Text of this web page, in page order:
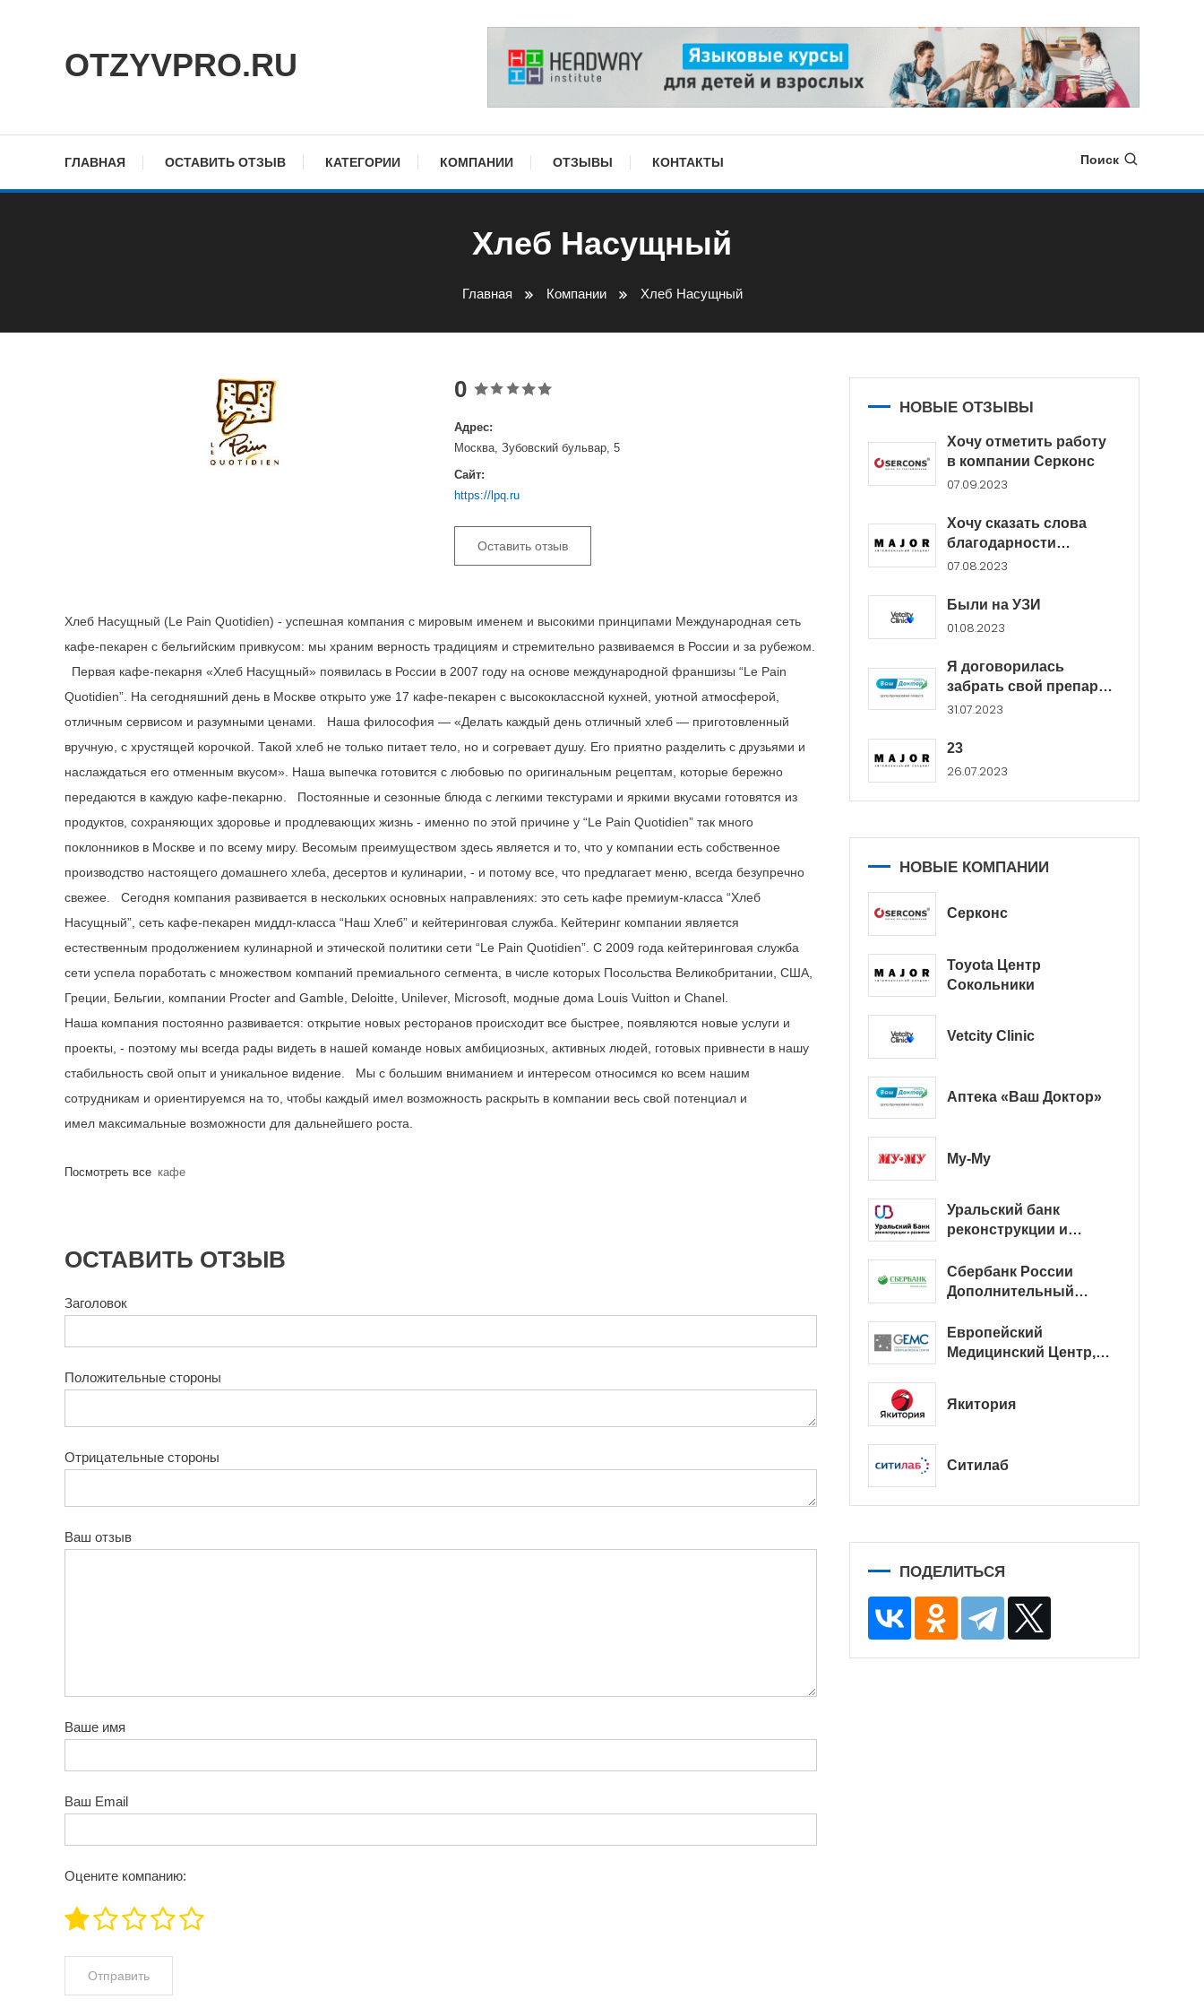
OTZYVPRO.RU
ГЛАВНАЯ ОСТАВИТЬ ОТЗЫВ КАТЕГОРИИ КОМПАНИИ ОТЗЫВЫ КОНТАКТЫ Поиск
Хлеб Насущный
Главная Компании Хлеб Насущный
0
Адрес:
Москва, Зубовский бульвар, 5
Сайт:
https://lpq.ru
Оставить отзыв
Хлеб Насущный (Le Pain Quotidien) - успешная компания с мировым именем и высокими принципами Международная сеть
кафе-пекарен с бельгийским привкусом: мы храним верность традициям и стремительно развиваемся в России и за рубежом.
Первая кафе-пекарня «Хлеб Насущный» появилась в России в 2007 году на основе международной франшизы “Le Pain
Quotidien”. На сегодняшний день в Москве открыто уже 17 кафе-пекарен с высококлассной кухней, уютной атмосферой,
отличным сервисом и разумными ценами. Наша философия — «Делать каждый день отличный хлеб — приготовленный
вручную, с хрустящей корочкой. Такой хлеб не только питает тело, но и согревает душу. Его приятно разделить с друзьями и
наслаждаться его отменным вкусом». Наша выпечка готовится с любовью по оригинальным рецептам, которые бережно
передаются в каждую кафе-пекарню. Постоянные и сезонные блюда с легкими текстурами и яркими вкусами готовятся из
продуктов, сохраняющих здоровье и продлевающих жизнь - именно по этой причине у “Le Pain Quotidien” так много
поклонников в Москве и по всему миру. Весомым преимуществом здесь является и то, что у компании есть собственное
производство настоящего домашнего хлеба, десертов и кулинарии, - и потому все, что предлагает меню, всегда безупречно
свежее. Сегодня компания развивается в нескольких основных направлениях: это сеть кафе премиум-класса “Хлеб
Насущный”, сеть кафе-пекарен миддл-класса “Наш Хлеб” и кейтеринговая служба. Кейтеринг компании является
естественным продолжением кулинарной и этической политики сети “Le Pain Quotidien”. С 2009 года кейтеринговая служба
сети успела поработать с множеством компаний премиального сегмента, в числе которых Посольства Великобритании, США,
Греции, Бельгии, компании Procter and Gamble, Deloitte, Unilever, Microsoft, модные дома Louis Vuitton и Chanel.
Наша компания постоянно развивается: открытие новых ресторанов происходит все быстрее, появляются новые услуги и
проекты, - поэтому мы всегда рады видеть в нашей команде новых амбициозных, активных людей, готовых привнести в нашу
стабильность свой опыт и уникальное видение. Мы с большим вниманием и интересом относимся ко всем нашим
сотрудникам и ориентируемся на то, чтобы каждый имел возможность раскрыть в компании весь свой потенциал и
имел максимальные возможности для дальнейшего роста.
Посмотреть все кафе
ОСТАВИТЬ ОТЗЫВ
Заголовок
Положительные стороны
Отрицательные стороны
Ваш отзыв
Ваше имя
Ваш Email
Оцените компанию:
НОВЫЕ ОТЗЫВЫ
Хочу отметить работу
в компании Серконс
07.09.2023
Хочу сказать слова
благодарности
менеджерам Major...
07.08.2023
Были на УЗИ
01.08.2023
Я договорилась
забрать свой препарат
в...
31.07.2023
23
26.07.2023
НОВЫЕ КОМПАНИИ
Серконс
Toyota Центр
Сокольники
Vetcity Clinic
Аптека «Ваш Доктор»
Му-Му
Уральский банк
реконструкции и
Сбербанк России
Дополнительный
Европейский
Медицинский Центр,
Якитория
Ситилаб
ПОДЕЛИТЬСЯ